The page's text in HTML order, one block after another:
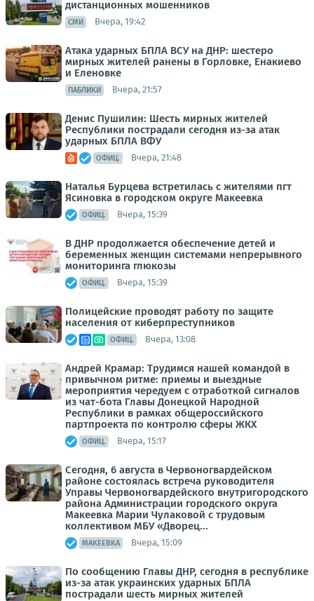
дистанционных мошенников
СМИ Вчера, 19:42
Атака ударных БПЛА ВСУ на ДНР: шестеро
мирных жителей ранены в Горловке, Енакиево
и Еленовке
ПАБЛИКИ Вчера, 21:57
Денис Пушилин: Шесть мирных жителей
Республики пострадали сегодня из-за атак
ударных БПЛА ВФУ
ОФИЦ. Вчера, 21:48
Наталья Бурцева встретилась с жителями пгт
Ясиновка в городском округе Макеевка
ОФИЦ. Вчера, 15:39
В ДНР продолжается обеспечение детей и
беременных женщин системами непрерывного
мониторинга глюкозы
ОФИЦ. Вчера, 15:39
Полицейские проводят работу по защите
населения от киберпреступников
ОФИЦ. Вчера, 13:08
Андрей Крамар: Трудимся нашей командой в
привычном ритме: приемы и выездные
мероприятия чередуем с отработкой сигналов
из чат-бота Главы Донецкой Народной
Республики в рамках общероссийского
партпроекта по контролю сферы ЖКХ
ОФИЦ. Вчера, 15:17
Сегодня, 6 августа в Червоногвардейском
районе состоялась встреча руководителя
Управы Червоногвардейского внутригородского
района Администрации городского округа
Макеевка Марии Чулаковой с трудовым
коллективом МБУ «Дворец...
МАКЕЕВКА Вчера, 15:09
По сообщению Главы ДНР, сегодня в республике
из-за атак украинских ударных БПЛА
пострадали шесть мирных жителей